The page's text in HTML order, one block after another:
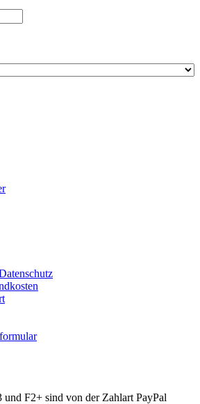
F2+ sind von der Zahlart PayPal